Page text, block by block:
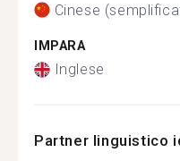
Cinese
IMPARA
Inglese
Partner linguistico